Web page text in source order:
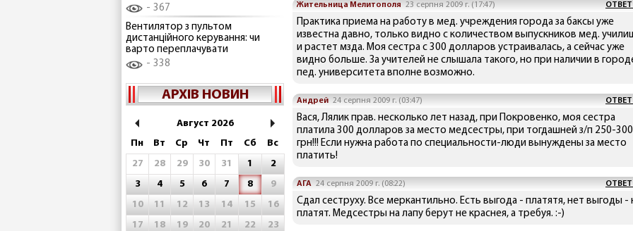
367
Вентилятор з пультом
дистанційного керування: чи
варто переплачувати
338
АРХІВ НОВИН
Август 2026
Пн
Вт Ср Чт Пт Сб
Вс
27
28 29 30 31 1
2
3
4 5 6 7 8
9
10
11 12 13 14 15
16
17
18 19 20 21 22
23
Жительница Мелитополя 23 серпня 2009 г. (17:47)
Практика приема на работу в мед. учреждения города за баксы уже
известна давно, только видно с количеством выпускников мед.
и растет мзда. Моя сестра с 300 долларов устраивалась, а сейчас уже
видно больше. За учителей не слышала такого, но при наличии в
пед. университета вполне возможно.
Андрей 24 серпня 2009 г. (03:47)
Вася, Лялик прав. несколько лет назад, при Покровенко, моя сестра
платила 300 долларов за место медсестры, при тогдашней з/п 250-300
грн!!! Если нужна работа по специальности-люди вынуждены за место
платить!
АГА 24 серпня 2009 г. (08:22)
Сдал сеструху. Все меркантильно. Есть выгода - платятя, нет выгоды -
платят. Медсестры на лапу берут не краснея, а требуя. :-)